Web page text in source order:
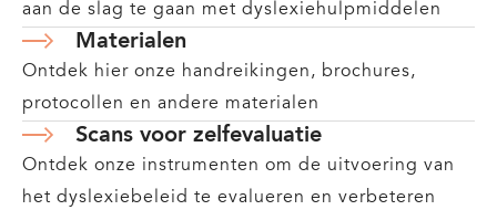
aan de slag te gaan met dyslexiehulpmiddelen
Materialen
Ontdek hier onze handreikingen, brochures,
protocollen en andere materialen
Scans voor zelfevaluatie
Ontdek onze instrumenten om de uitvoering van
het dyslexiebeleid te evalueren en verbeteren